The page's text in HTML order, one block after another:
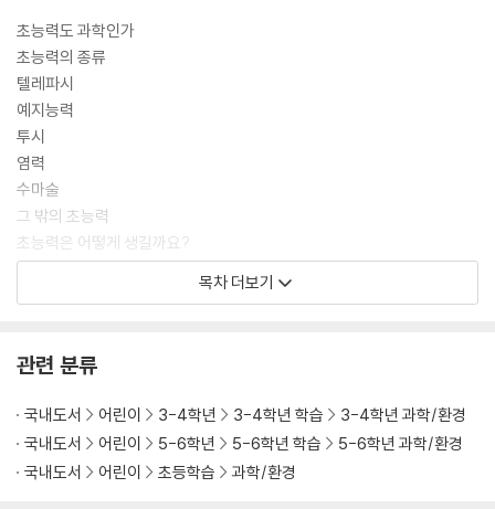
초능력도 과학인가
초능력의 종류
텔레파시
예지능력
투시
염력
수마술
그 밖의 초능력
초능력은 어떻게 생길까요?
스페이스 파워
하모니 파워
초능력에 대한 의학적 분석
목차 더보기
관련 분류
국내도서 어린이 3-4학년 3-4학년 학습
3-4학년 과학/환경
국내도서
어린이 5-6학년 5-6학년 학습
5-6학년 과학/환경
국내도서
어린이 초등학습 과학/환경